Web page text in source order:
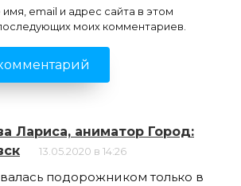
email и адрес сайта в этом
моих комментариев.
Лариса, аниматор Город:
13.05.2020 в 14:26
подорожником только в